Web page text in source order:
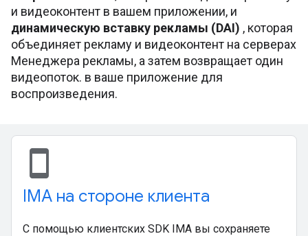
и видеоконтент в вашем приложении, и
динамическую вставку рекламы (DAI) , которая
объединяет рекламу и видеоконтент на серверах
Менеджера рекламы, а затем возвращает один
видеопоток. в ваше приложение для
воспроизведения.
stay_current_portrait
IMA на стороне клиента
С помощью клиентских SDK IMA вы сохраняете